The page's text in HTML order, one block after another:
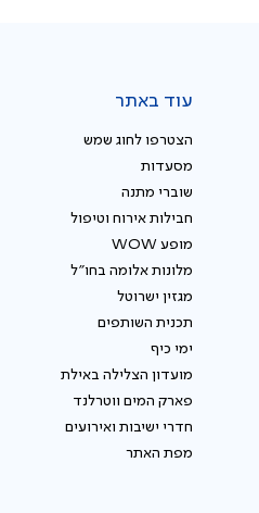
עוד באתר
הצטרפו לחוג שמש
מסעדות
שוברי מתנה
חבילות אירוח וטיפול
מופע WOW
מלונות אלומה בחו"ל
מגזין ישרוטל
תכנית השותפים
ימי כיף
מועדון הצלילה באילת
פארק המים ווטרלנד
חדרי ישיבות ואירועים
מפת האתר